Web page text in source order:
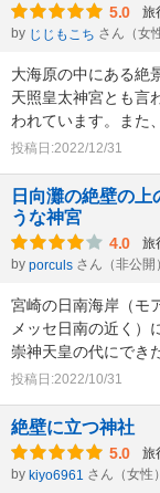
5.0 旅
by じじもこち さん（女
大海原の中にある絶
天照皇太神宮とも言
われています。また
投稿日:2022/12/31
日向灘の絶壁の
うな神宮
4.0 旅
by porculs さん（非公開）
宮崎の日南海岸（モ
メッセ日南の近く）
崇神天皇の代にでき
投稿日:2022/10/31
絶壁に立つ神社
5.0 旅
by kiyo6961 さん（女性）